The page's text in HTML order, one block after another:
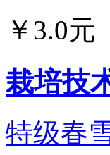
￥3.0元
栽培技
特级春